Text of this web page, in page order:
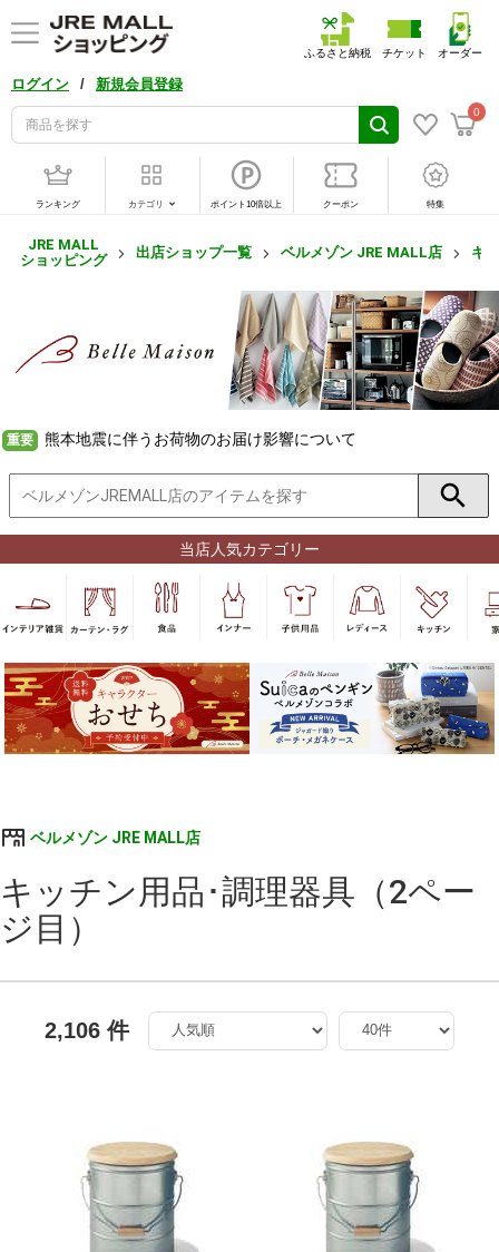
ログイン / 新規会員登録
0
ふるさと納税 チケット オーダー
ランキング カテゴリ ポイント10倍以上 クーポン 特集
JRE MALL
ショッピング
出店ショップ一覧 ベルメゾン JRE MALL店 キ
重要 熊本地震に伴うお荷物のお届け影響について
当店人気カテゴリー
ベルメゾン JRE MALL店
キッチン用品･調理器具（2ペー
ジ目）
2,106 件